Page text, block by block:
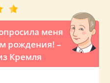
меня
рождения! –
Кремля